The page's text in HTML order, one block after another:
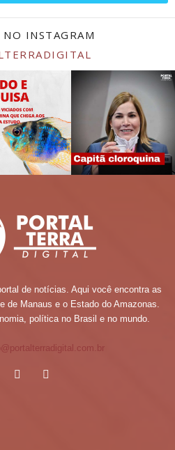
INSTAGRAM
de notícias. Aqui você encontra as
de Manaus e o Estado do Amazonas.
política no Brasil e no mundo.